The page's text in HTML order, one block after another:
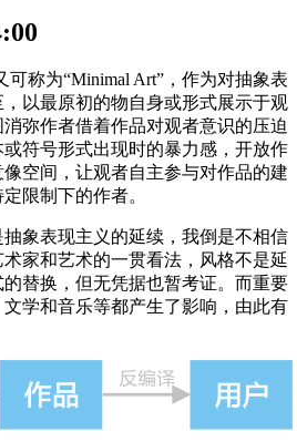
可称为“Minimal Art”，作为对抽象表
以最原初的物自身或形式展示于观
弥作者借着作品对观者意识的压迫
符号形式出现时的暴力感，开放作
空间，让观者自主参与对作品的建
限制下的作者。
象表现主义的延续，我倒是不相信
家和艺术的一贯看法，风格不是延
替换，但无凭据也暂考证。而重要
学和音乐等都产生了影响，由此有